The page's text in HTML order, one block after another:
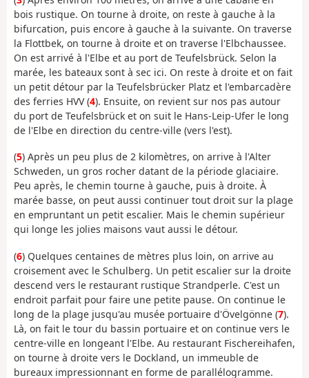
bois rustique. On tourne à droite, on reste à gauche à la
bifurcation, puis encore à gauche à la suivante. On traverse
la Flottbek, on tourne à droite et on traverse l'Elbchaussee.
On est arrivé à l'Elbe et au port de Teufelsbrück. Selon la
marée, les bateaux sont à sec ici. On reste à droite et on fait
un petit détour par la Teufelsbrücker Platz et l'embarcadère
des ferries HVV (4). Ensuite, on revient sur nos pas autour
du port de Teufelsbrück et on suit le Hans-Leip-Ufer le long
de l'Elbe en direction du centre-ville (vers l'est).
(5) Après un peu plus de 2 kilomètres, on arrive à l'Alter
Schweden, un gros rocher datant de la période glaciaire.
Peu après, le chemin tourne à gauche, puis à droite. À
marée basse, on peut aussi continuer tout droit sur la plage
en empruntant un petit escalier. Mais le chemin supérieur
qui longe les jolies maisons vaut aussi le détour.
(6) Quelques centaines de mètres plus loin, on arrive au
croisement avec le Schulberg. Un petit escalier sur la droite
descend vers le restaurant rustique Strandperle. C'est un
endroit parfait pour faire une petite pause. On continue le
long de la plage jusqu'au musée portuaire d'Övelgönne (7).
Là, on fait le tour du bassin portuaire et on continue vers le
centre-ville en longeant l'Elbe. Au restaurant Fischereihafen,
on tourne à droite vers le Dockland, un immeuble de
bureaux impressionnant en forme de parallélogramme.